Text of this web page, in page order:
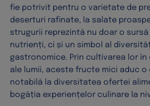
fie potrivit pentru o varietate de
deserturi rafinate, la salate
strugurii reprezintă nu doar o
nutrienți, ci și un simbol al
gastronomice. Prin cultivarea lor
ale lumii, aceste fructe mici aduc
notabilă la diversitatea ofertei
bogăția experiențelor culinare la